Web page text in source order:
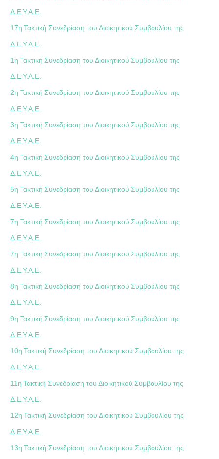
Δ.Ε.Υ.Α.Ε.
17η Τακτική Συνεδρίαση του Διοικητικού Συμβουλίου της
Δ.Ε.Υ.Α.Ε.
1η Τακτική Συνεδρίαση του Διοικητικού Συμβουλίου της
Δ.Ε.Υ.Α.Ε.
2η Τακτική Συνεδρίαση του Διοικητικού Συμβουλίου της
Δ.Ε.Υ.Α.Ε.
3η Τακτική Συνεδρίαση του Διοικητικού Συμβουλίου της
Δ.Ε.Υ.Α.Ε.
4η Τακτική Συνεδρίαση του Διοικητικού Συμβουλίου της
Δ.Ε.Υ.Α.Ε.
5η Τακτική Συνεδρίαση του Διοικητικού Συμβουλίου της
Δ.Ε.Υ.Α.Ε.
7η Τακτική Συνεδρίαση του Διοικητικού Συμβουλίου της
Δ.Ε.Υ.Α.Ε.
7η Τακτική Συνεδρίαση του Διοικητικού Συμβουλίου της
Δ.Ε.Υ.Α.Ε.
8η Τακτική Συνεδρίαση του Διοικητικού Συμβουλίου της
Δ.Ε.Υ.Α.Ε.
9η Τακτική Συνεδρίαση του Διοικητικού Συμβουλίου της
Δ.Ε.Υ.Α.Ε.
10η Τακτική Συνεδρίαση του Διοικητικού Συμβουλίου της
Δ.Ε.Υ.Α.Ε.
11η Τακτική Συνεδρίαση του Διοικητικού Συμβουλίου της
Δ.Ε.Υ.Α.Ε.
12η Τακτική Συνεδρίαση του Διοικητικού Συμβουλίου της
Δ.Ε.Υ.Α.Ε.
13η Τακτική Συνεδρίαση του Διοικητικού Συμβουλίου της